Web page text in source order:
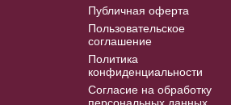
Публичная оферта
Пользовательское
соглашение
Политика
конфиденциальности
Согласие на обработку
персональных данных